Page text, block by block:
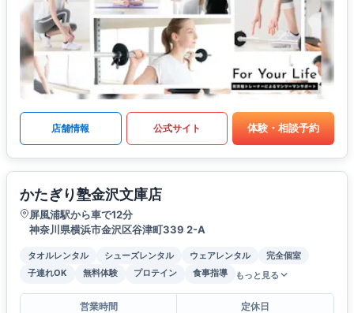
店舗情報 公式サイト 体験・相談予約
かたぎり塾金沢文庫店
屏風浦駅から車で12分
神奈川県横浜市金沢区谷津町339 2-A
タオルレンタル シューズレンタル ウェアレンタル
完全個室
子連れOK
無料体験 プロテイン 食事指導 もっと見る
営業時間
定休日